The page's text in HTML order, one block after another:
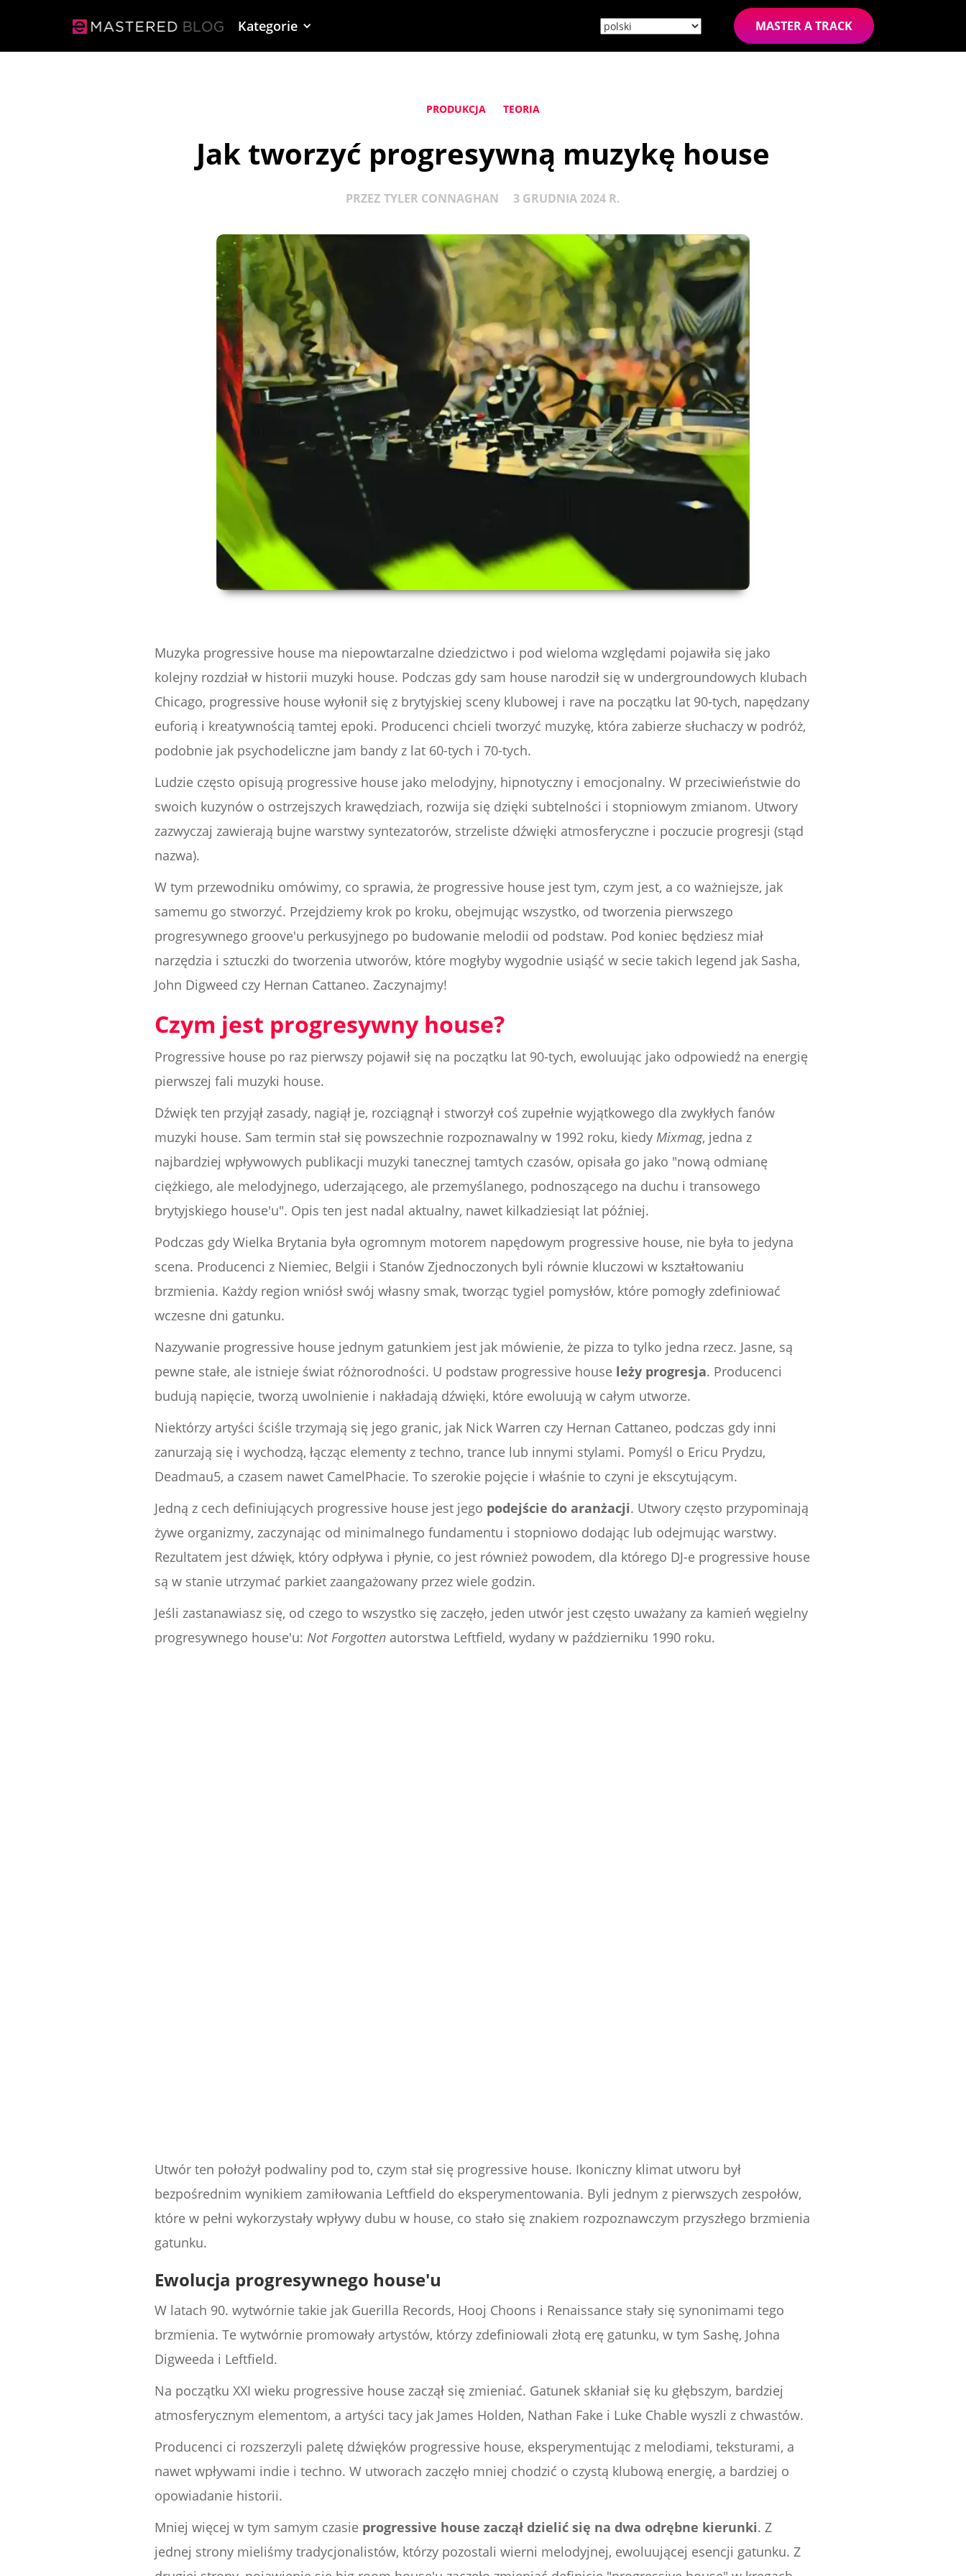
Kategorie MASTER A TRACK
PRODUKCJA TEORIA
Jak tworzyć progresywną muzykę house
PRZEZ TYLER CONNAGHAN 3 GRUDNIA 2024 R.
Muzyka progressive house ma niepowtarzalne dziedzictwo i pod wieloma względami pojawiła się jako
kolejny rozdział w historii muzyki house. Podczas gdy sam house narodził się w undergroundowych klubach
Chicago, progressive house wyłonił się z brytyjskiej sceny klubowej i rave na początku lat 90-tych, napędzany
euforią i kreatywnością tamtej epoki. Producenci chcieli tworzyć muzykę, która zabierze słuchaczy w podróż,
podobnie jak psychodeliczne jam bandy z lat 60-tych i 70-tych.
Ludzie często opisują progressive house jako melodyjny, hipnotyczny i emocjonalny. W przeciwieństwie do
swoich kuzynów o ostrzejszych krawędziach, rozwija się dzięki subtelności i stopniowym zmianom. Utwory
zazwyczaj zawierają bujne warstwy syntezatorów, strzeliste dźwięki atmosferyczne i poczucie progresji (stąd
nazwa).
W tym przewodniku omówimy, co sprawia, że progressive house jest tym, czym jest, a co ważniejsze, jak
samemu go stworzyć. Przejdziemy krok po kroku, obejmując wszystko, od tworzenia pierwszego
progresywnego groove'u perkusyjnego po budowanie melodii od podstaw. Pod koniec będziesz miał
narzędzia i sztuczki do tworzenia utworów, które mogłyby wygodnie usiąść w secie takich legend jak Sasha,
John Digweed czy Hernan Cattaneo. Zaczynajmy!
Czym jest progresywny house?
Progressive house po raz pierwszy pojawił się na początku lat 90-tych, ewoluując jako odpowiedź na energię
pierwszej fali muzyki house.
Dźwięk ten przyjął zasady, nagiął je, rozciągnął i stworzył coś zupełnie wyjątkowego dla zwykłych fanów
muzyki house. Sam termin stał się powszechnie rozpoznawalny w 1992 roku, kiedyMixmag, jedna z
najbardziej wpływowych publikacji muzyki tanecznej tamtych czasów, opisała go jako "nową odmianę
ciężkiego, ale melodyjnego, uderzającego, ale przemyślanego, podnoszącego na duchu i transowego
brytyjskiego house'u". Opis ten jest nadal aktualny, nawet kilkadziesiąt lat później.
Podczas gdy Wielka Brytania była ogromnym motorem napędowym progressive house, nie była to jedyna
scena. Producenci z Niemiec, Belgii i Stanów Zjednoczonych byli równie kluczowi w kształtowaniu
brzmienia. Każdy region wniósł swój własny smak, tworząc tygiel pomysłów, które pomogły zdefiniować
wczesne dni gatunku.
Nazywanie progressive house jednym gatunkiem jest jak mówienie, że pizza to tylko jedna rzecz. Jasne, są
pewne stałe, ale istnieje świat różnorodności. U podstaw progressive house leży progresja. Producenci
budują napięcie, tworzą uwolnienie i nakładają dźwięki, które ewoluują w całym utworze.
Niektórzy artyści ściśle trzymają się jego granic, jak Nick Warren czy Hernan Cattaneo, podczas gdy inni
zanurzają się i wychodzą, łącząc elementy z techno, trance lub innymi stylami. Pomyśl o Ericu Prydzu,
Deadmau5, a czasem nawet CamelPhacie. To szerokie pojęcie i właśnie to czyni je ekscytującym.
Jedną z cech definiujących progressive house jest jego podejście do aranżacji. Utwory często przypominają
żywe organizmy, zaczynając od minimalnego fundamentu i stopniowo dodając lub odejmując warstwy.
Rezultatem jest dźwięk, który odpływa i płynie, co jest również powodem, dla którego DJ-e progressive house
są w stanie utrzymać parkiet zaangażowany przez wiele godzin.
Jeśli zastanawiasz się, od czego to wszystko się zaczęło, jeden utwór jest często uważany za kamień węgielny
progresywnego house'u:Not Forgotten autorstwa Leftfield, wydany w październiku 1990 roku.
Utwór ten położył podwaliny pod to, czym stał się progressive house. Ikoniczny klimat utworu był
bezpośrednim wynikiem zamiłowania Leftfield do eksperymentowania. Byli jednym z pierwszych zespołów,
które w pełni wykorzystały wpływy dubu w house, co stało się znakiem rozpoznawczym przyszłego brzmienia
gatunku.
Ewolucja progresywnego house'u
W latach 90. wytwórnie takie jak Guerilla Records, Hooj Choons i Renaissance stały się synonimami tego
brzmienia. Te wytwórnie promowały artystów, którzy zdefiniowali złotą erę gatunku, w tym Sashę, Johna
Digweeda i Leftfield.
Na początku XXI wieku progressive house zaczął się zmieniać. Gatunek skłaniał się ku głębszym, bardziej
atmosferycznym elementom, a artyści tacy jak James Holden, Nathan Fake i Luke Chable wyszli z chwastów.
Producenci ci rozszerzyli paletę dźwięków progressive house, eksperymentując z melodiami, teksturami, a
nawet wpływami indie i techno. W utworach zaczęło mniej chodzić o czystą klubową energię, a bardziej o
opowiadanie historii.
Mniej więcej w tym samym czasie progressive house zaczął dzielić się na dwa odrębne kierunki. Z
jednej strony mieliśmy tradycjonalistów, którzy pozostali wierni melodyjnej, ewoluującej esencji gatunku. Z